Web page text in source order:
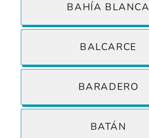
BAHÍA BLANCA
BALCARCE
BARADERO
BATÁN